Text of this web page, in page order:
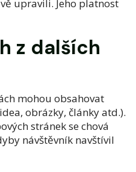
upravili. Jeho platnost
z dalších
mohou obsahovat
obrázky, články atd.).
stránek se chová
návštěvník navštívil